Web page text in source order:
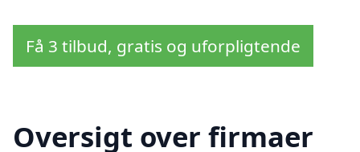
Få 3 tilbud, gratis og uforpligtende
Oversigt over firmaer